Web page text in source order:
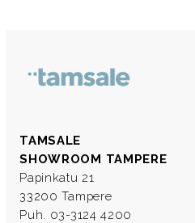
TAMSALE
SHOWROOM TAMPERE
Papinkatu 21
33200 Tampere
Puh. 03-3124 4200